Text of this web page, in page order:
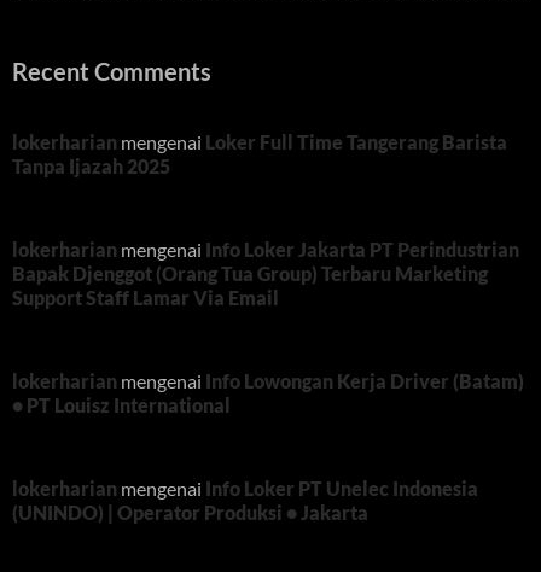
Recent Comments
lokerharian mengenai Loker Full Time Tangerang Barista
Tanpa Ijazah 2025
lokerharian mengenai Info Loker Jakarta PT Perindustrian
Bapak Djenggot (Orang Tua Group) Terbaru Marketing
Support Staff Lamar Via Email
lokerharian mengenai Info Lowongan Kerja Driver (Batam)
• PT Louisz International
lokerharian mengenai Info Loker PT Unelec Indonesia
(UNINDO) | Operator Produksi • Jakarta